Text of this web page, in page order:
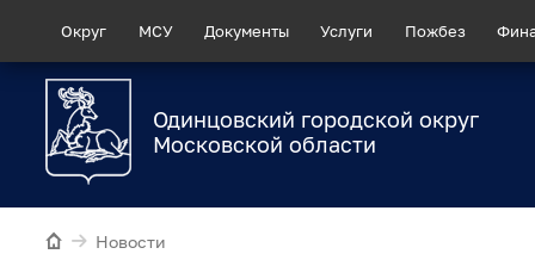
Округ МСУ Документы Услуги Пожбез
Одинцовский городской округ
Московской области
Новости